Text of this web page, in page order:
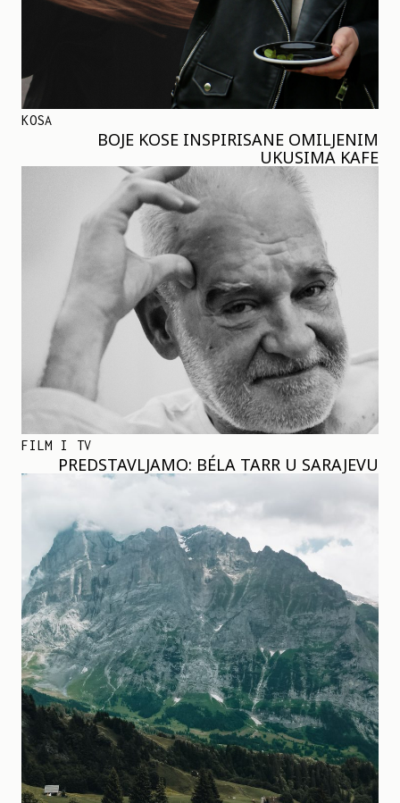
KOSA
BOJE KOSE INSPIRISANE OMILJENIM
UKUSIMA KAFE
FILM I TV
PREDSTAVLJAMO: BÉLA TARR U SARAJEVU